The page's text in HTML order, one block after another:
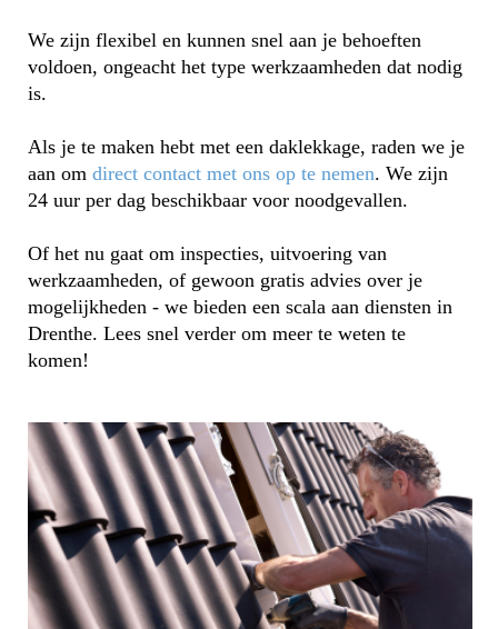
We zijn flexibel en kunnen snel aan je behoeften
voldoen, ongeacht het type werkzaamheden dat nodig
is.
Als je te maken hebt met een daklekkage, raden we je
aan om direct contact met ons op te nemen. We zijn
24 uur per dag beschikbaar voor noodgevallen.
Of het nu gaat om inspecties, uitvoering van
werkzaamheden, of gewoon gratis advies over je
mogelijkheden - we bieden een scala aan diensten in
Drenthe. Lees snel verder om meer te weten te
komen!